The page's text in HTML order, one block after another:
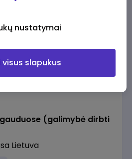
(galimybė dirbti
Lietuva
nustatymai
visus slapukus